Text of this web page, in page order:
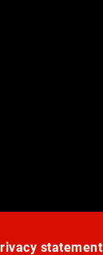
statement